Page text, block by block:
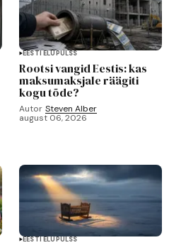
EESTI ELUPULSS
Rootsi vangid Eestis: kas
maksumaksjale räägiti
kogu tõde?
Autor Steven Alber
august 06, 2026
EESTI ELUPULSS